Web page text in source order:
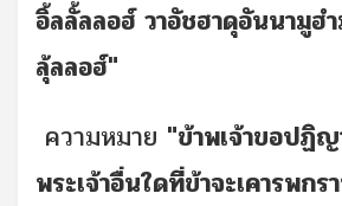
อิ้ลลั้ลลอฮ์ วาอัชฮาดุอันนามูฮ
ลุ้ลลอฮ์"
ความหมาย "ข้าพเจ้าขอปฏิญ
พระเจ้าอื่นใดที่ข้าจะเคารพก